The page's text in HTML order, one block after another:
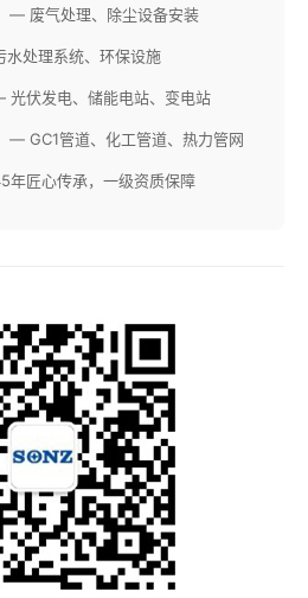
— 废气处理、除尘设备安装
处理系统、环保设施
光伏发电、储能电站、变电站
— GC1管道、化工管道、热力管网
匠心传承，一级资质保障